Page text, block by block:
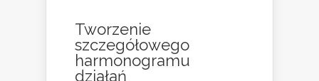
Tworzenie
szczegółowego
harmonogramu
działań